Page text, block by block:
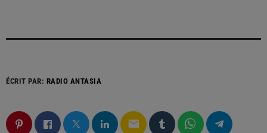
ÉCRIT PAR: RADIO ANTASIA
email